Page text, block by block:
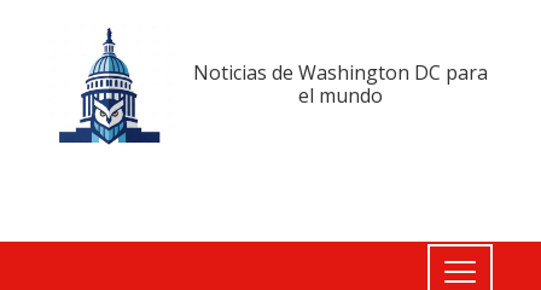
Noticias de Washington DC para
el mundo